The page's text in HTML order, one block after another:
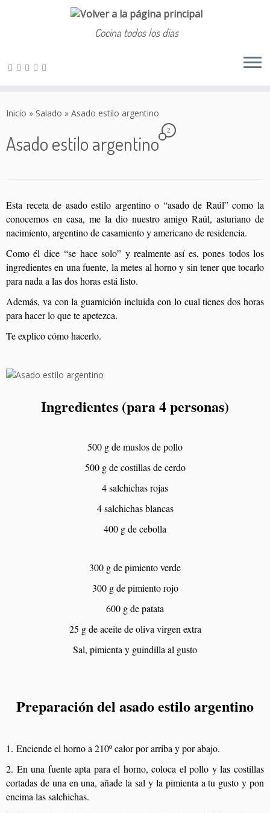
Cocina todos los días
Inicio » Salado » Asado estilo argentino
Asado estilo argentino
2
Esta receta de asado estilo argentino o “asado de Raúl” como la
conocemos en casa, me la dio nuestro amigo Raúl, asturiano de
nacimiento, argentino de casamiento y americano de residencia.
Como él dice “se hace solo” y realmente así es, pones todos los
ingredientes en una fuente, la metes al horno y sin tener que tocarlo
para nada a las dos horas está listo.
Además, va con la guarnición incluida con lo cual tienes dos horas
para hacer lo que te apetezca.
Te explico cómo hacerlo.
Ingredientes (para 4 personas)
500 g de muslos de pollo
500 g de costillas de cerdo
4 salchichas rojas
4 salchichas blancas
400 g de cebolla
300 g de pimiento verde
300 g de pimiento rojo
600 g de patata
25 g de aceite de oliva virgen extra
Sal, pimienta y guindilla al gusto
Preparación del asado estilo argentino
1. Enciende el horno a 210º calor por arriba y por abajo.
2. En una fuente apta para el horno, coloca el pollo y las costillas
cortadas de una en una, añade la sal y la pimienta a tu gusto y pon
encima las salchichas.